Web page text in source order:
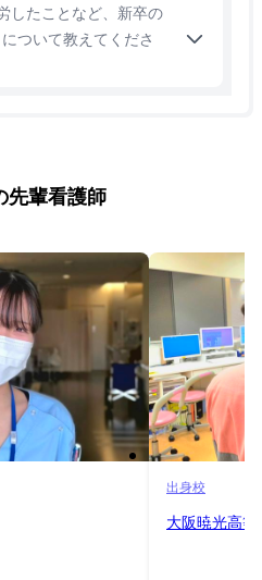
したことなど、新卒の
ついて教えてくださ
先輩看護師
出身校
大阪暁光高等